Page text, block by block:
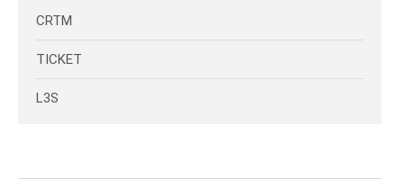
CRTM
TICKET
L3S